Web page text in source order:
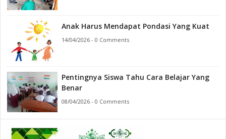
Anak Harus Mendapat Pondasi Yang Kuat
14/04/2026 - 0 Comments
Pentingnya Siswa Tahu Cara Belajar Yang
Benar
08/04/2026 - 0 Comments